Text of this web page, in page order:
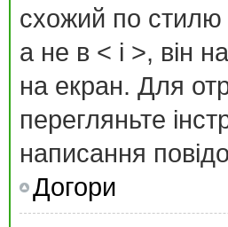
схожий по стилю
а не в < і >, він
на екран. Для
перегляньте
написання
Догори